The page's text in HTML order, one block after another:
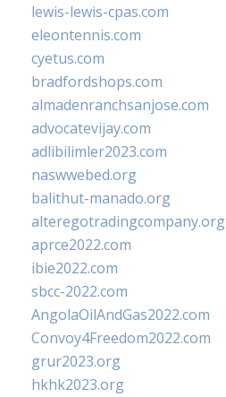
lewis-lewis-cpas.com
eleontennis.com
cyetus.com
bradfordshops.com
almadenranchsanjose.com
advocatevijay.com
adlibilimler2023.com
naswwebed.org
balithut-manado.org
alteregotradingcompany.org
aprce2022.com
ibie2022.com
sbcc-2022.com
AngolaOilAndGas2022.com
Convoy4Freedom2022.com
grur2023.org
hkhk2023.org